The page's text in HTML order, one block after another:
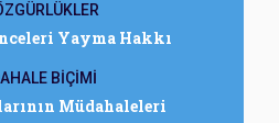
Yayma Hakkı
BİÇİMİ
Müdahaleleri